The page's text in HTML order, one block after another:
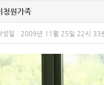
청원가족
성일 : 2009년 11월 25일 22시 33